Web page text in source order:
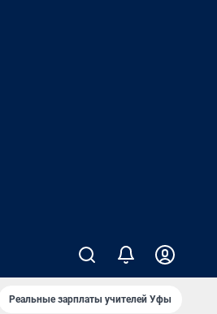
Реальные зарплаты учителей Уфы